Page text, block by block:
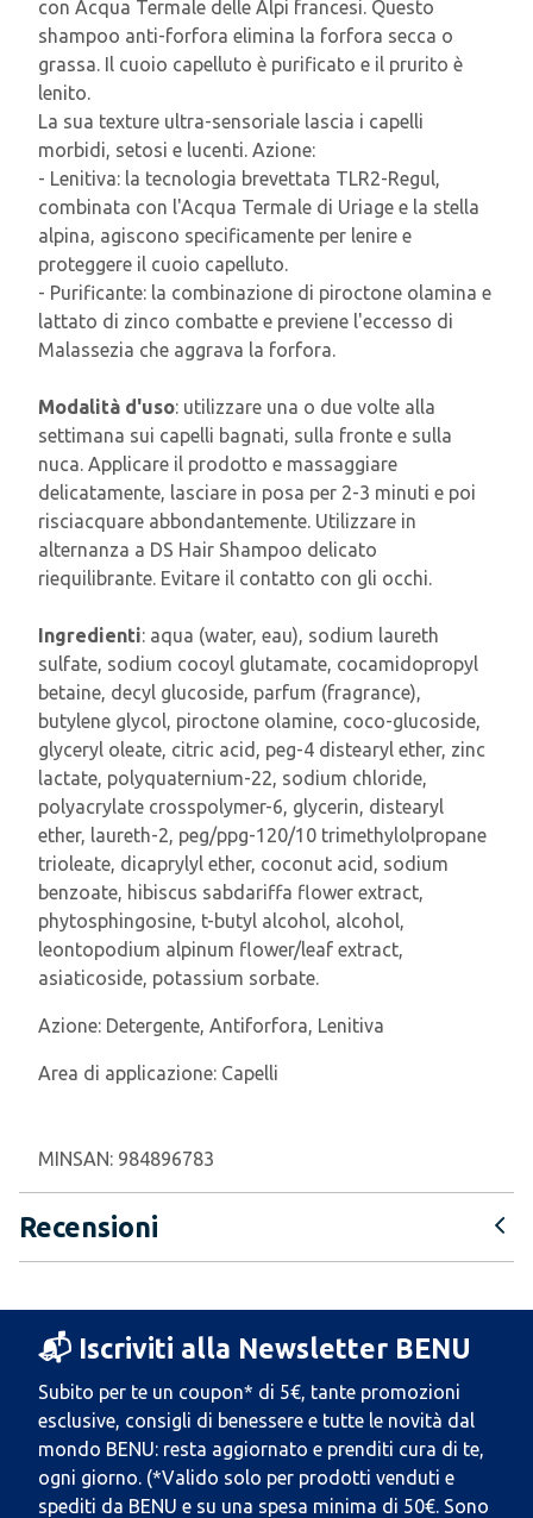
con Acqua Termale delle Alpi francesi. Questo
shampoo anti-forfora elimina la forfora secca o
grassa. Il cuoio capelluto è purificato e il prurito è
lenito.
La sua texture ultra-sensoriale lascia i capelli
morbidi, setosi e lucenti. Azione:
- Lenitiva: la tecnologia brevettata TLR2-Regul,
combinata con l'Acqua Termale di Uriage e la stella
alpina, agiscono specificamente per lenire e
proteggere il cuoio capelluto.
- Purificante: la combinazione di piroctone olamina e
lattato di zinco combatte e previene l'eccesso di
Malassezia che aggrava la forfora.
Modalità d'uso: utilizzare una o due volte alla
settimana sui capelli bagnati, sulla fronte e sulla
nuca. Applicare il prodotto e massaggiare
delicatamente, lasciare in posa per 2-3 minuti e poi
risciacquare abbondantemente. Utilizzare in
alternanza a DS Hair Shampoo delicato
riequilibrante. Evitare il contatto con gli occhi.
Ingredienti: aqua (water, eau), sodium laureth
sulfate, sodium cocoyl glutamate, cocamidopropyl
betaine, decyl glucoside, parfum (fragrance),
butylene glycol, piroctone olamine, coco-glucoside,
glyceryl oleate, citric acid, peg-4 distearyl ether, zinc
lactate, polyquaternium-22, sodium chloride,
polyacrylate crosspolymer-6, glycerin, distearyl
ether, laureth-2, peg/ppg-120/10 trimethylolpropane
trioleate, dicaprylyl ether, coconut acid, sodium
benzoate, hibiscus sabdariffa flower extract,
phytosphingosine, t-butyl alcohol, alcohol,
leontopodium alpinum flower/leaf extract,
asiaticoside, potassium sorbate.
Azione: Detergente, Antiforfora, Lenitiva
Area di applicazione: Capelli
MINSAN: 984896783
Recensioni
📬 Iscriviti alla Newsletter BENU
Subito per te un coupon* di 5€, tante promozioni
esclusive, consigli di benessere e tutte le novità dal
mondo BENU: resta aggiornato e prenditi cura di te,
ogni giorno. (*Valido solo per prodotti venduti e
spediti da BENU e su una spesa minima di 50€. Sono